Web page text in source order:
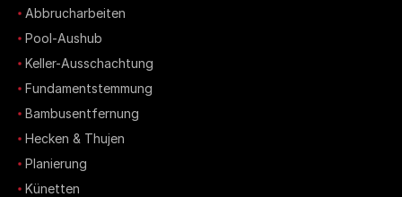
Abbrucharbeiten
Pool-Aushub
Keller-Ausschachtung
Fundamentstemmung
Bambusentfernung
Hecken & Thujen
Planierung
Künetten